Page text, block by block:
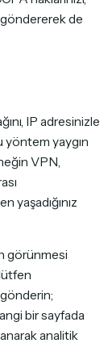
de
IP adresinizle
yöntem yaygın
VPN,
yaşadığınız
görünmesi
bir sayfada
analitik